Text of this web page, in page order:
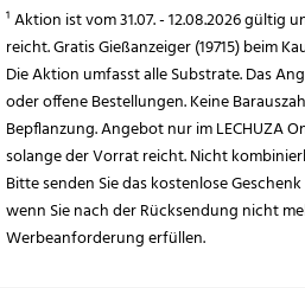
¹ Aktion ist vom 31.07. - 12.08.2026 gültig
reicht. Gratis Gießanzeiger (19715) beim
Die Aktion umfasst alle Substrate. Das
oder offene Bestellungen. Keine
Bepflanzung. Angebot nur im LECHUZA
solange der Vorrat reicht. Nicht
Bitte senden Sie das kostenlose
wenn Sie nach der Rücksendung nicht
Werbeanforderung erfüllen.